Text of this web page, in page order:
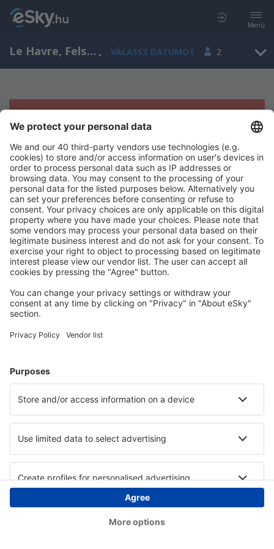
Menü
Le Havre, Felső-Normandia, Franciaország , VÁLASSZ DÁTUMOT 2
Sajnos semmilyen eredménnyel nem
szolgálhatunk.
Próbáld meg még egyszer más kritériumot kiválasztva
Copyright © eSky.hu Minden jog fenntartva.